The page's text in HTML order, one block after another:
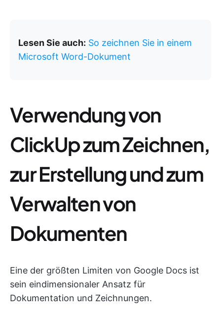
Lesen Sie auch: So zeichnen Sie in einem
Microsoft Word-Dokument
Verwendung von
ClickUp zum Zeichnen,
zur Erstellung und zum
Verwalten von
Dokumenten
Eine der größten Limiten von Google Docs ist
sein eindimensionaler Ansatz für
Dokumentation und Zeichnungen.